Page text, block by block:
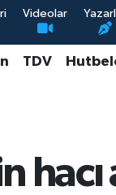
Videolar
TDV
hacı